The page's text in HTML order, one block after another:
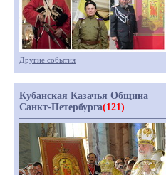
Другие события
Кубанская Казачья Община
Санкт-Петербурга(121)